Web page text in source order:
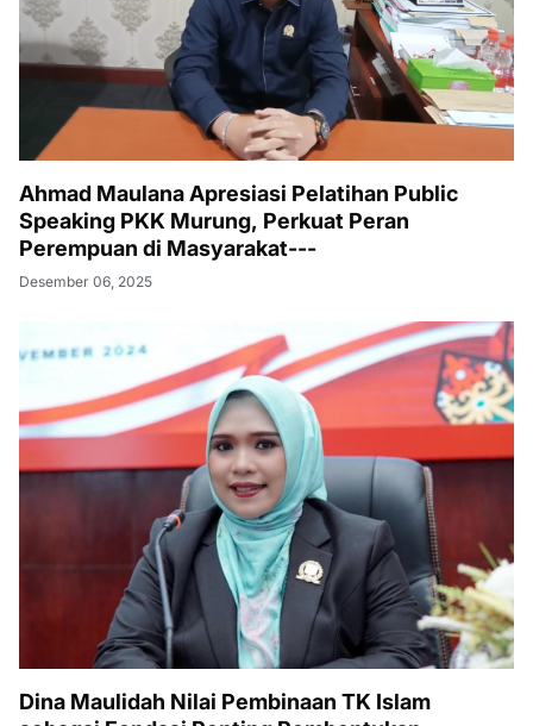
Ahmad Maulana Apresiasi Pelatihan Public
Speaking PKK Murung, Perkuat Peran
Perempuan di Masyarakat---
Desember 06, 2025
Dina Maulidah Nilai Pembinaan TK Islam